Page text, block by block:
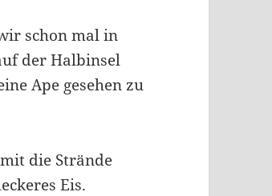
schon mal in
der Halbinsel
Ape gesehen zu
die Strände
Eis.